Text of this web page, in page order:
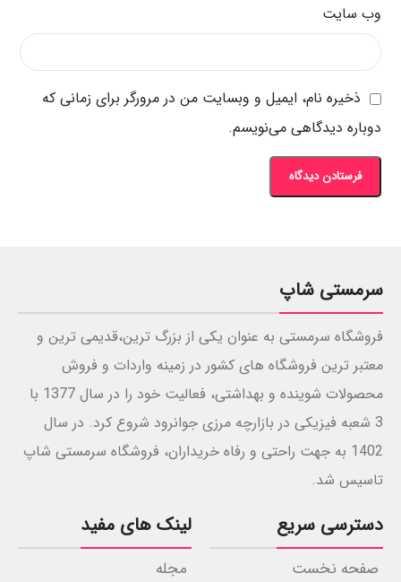
وب‌ سایت
ذخیره نام، ایمیل و وبسایت من در مرورگر برای زمانی که
دوباره دیدگاهی می‌نویسم.
سرمستی شاپ
فروشگاه سرمستی به عنوان یکی از بزرگ ترین،قدیمی ترین و
معتبر ترین فروشگاه های کشور در زمینه واردات و فروش
محصولات شوینده و بهداشتی، فعالیت خود را در سال 1377 با
3 شعبه فیزیکی در بازارچه مرزی جوانرود شروع کرد. در سال
1402 به جهت راحتی و رفاه خریداران، فروشگاه سرمستی شاپ
تاسیس شد.
دسترسی سریع
صفحه نخست
لینک های مفید
مجله